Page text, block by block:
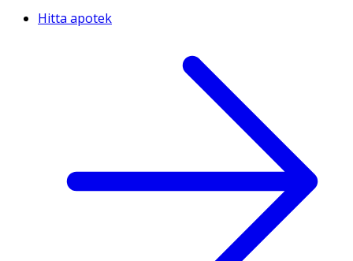
Hitta apotek